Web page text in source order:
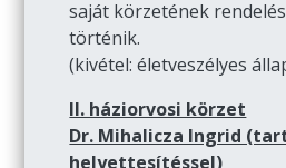
saját körzetének
történik.
(kivétel: életveszélyes
II. háziorvosi körzet
Dr. Mihalicza Ingrid
helyettesítéssel)